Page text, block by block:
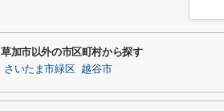
草加市以外の市区町村から探す
さいたま市緑区 越谷市